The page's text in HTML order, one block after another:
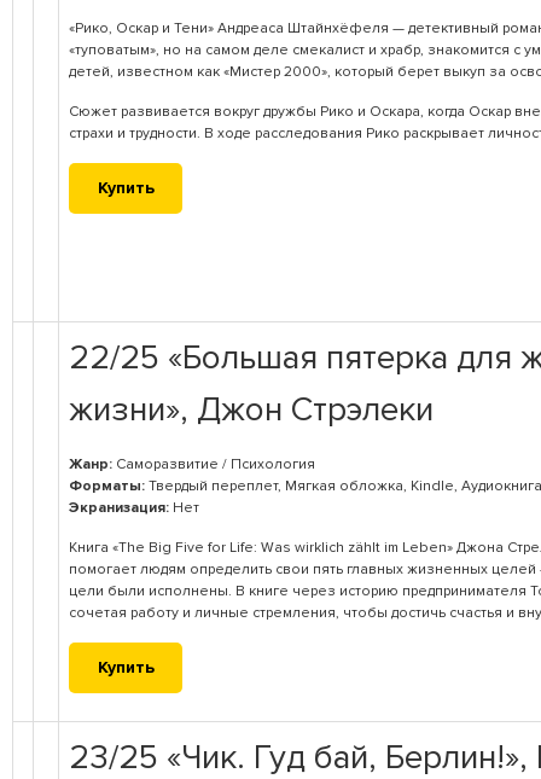
«Рико, Оскар и Тени» Андреаса Штайнхёфеля — детективный
«туповатым», но на самом деле смекалист и храбр, знакомится
детей, известном как «Мистер 2000» , который берет выкуп за
Сюжет развивается вокруг дружбы Рико и Оскара, когда Оскар
страхи и трудности. В ходе расследования Рико раскрывает
Купить
22/25 «Большая пятерка для
жизни», Джон Стрэлеки
Жанр: Саморазвитие / Психология
Форматы: Твердый переплет, Мягкая обложка, Kindle,
Экранизация: Нет
Книга «The Big Five for Life: Was wirklich zählt im Leben» Джона
помогает людям определить свои пять главных жизненных
цели были исполнены. В книге через историю предпринимателя
сочетая работу и личные стремления, чтобы достичь счастья и
Купить
23/25 «Чик. Гуд бай,